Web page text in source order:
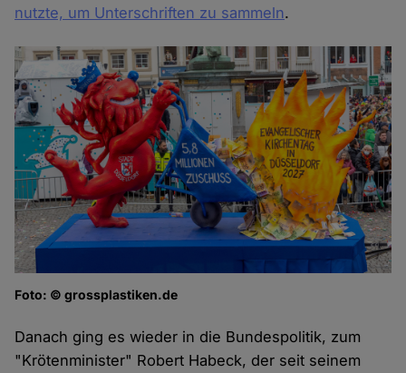
nutzte, um Unterschriften zu sammeln.
Foto: © grossplastiken.de
Danach ging es wieder in die Bundespolitik, zum
"Krötenminister" Robert Habeck, der seit seinem